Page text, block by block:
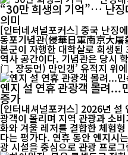
“30만 희생의 기억”… 난징
의미
[인터네셔널포커스] 중국 난징
동포기념관(侵華日軍南京大
본군이 자행한 대학살로 희생
역사 공간이다. 기념관은 당시
门, 장둥먼) 만인갱’ 유적지 위
옌지 설 연휴 관광객 몰려...
증가
[인터내셔널포커스] 2026년 설
광객이 몰리며 지역 관광과 소
화와 겨울 레저를 결합한 체험
다는 평가다. 연휴 동안 옌지시는 조선족 민속 체험과 공연, 겨울 관
광 시설을 중심으로 관광 프로그